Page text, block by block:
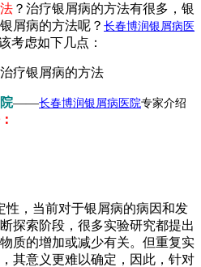
？治疗银屑病的方法有很多，银
屑病的方法呢？ 长春博润银屑病医
考虑如下几点：
——长春博润银屑病医院专家介绍
，当前对于银屑病的病因和发
探索阶段，很多实验研究都提出
质的增加或减少有关。但重复实
其意义更难以确定，因此，针对